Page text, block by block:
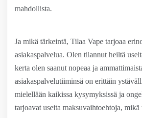
mahdollista.
Ja mikä tärkeintä, Tilaa Vape tarjoaa
asiakaspalvelua. Olen tilannut heiltä
kerta olen saanut nopeaa ja
asiakaspalvelutiiminsä on erittäin
mielellään kaikissa kysymyksissä ja
tarjoavat useita maksuvaihtoehtoja, mikä